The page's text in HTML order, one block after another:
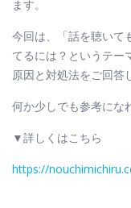
ます。
今回は、「話を聴いて
てるには？というテー
原因と対処法をご回答
何か少しでも参考にな
▼詳しくはこちら
https://